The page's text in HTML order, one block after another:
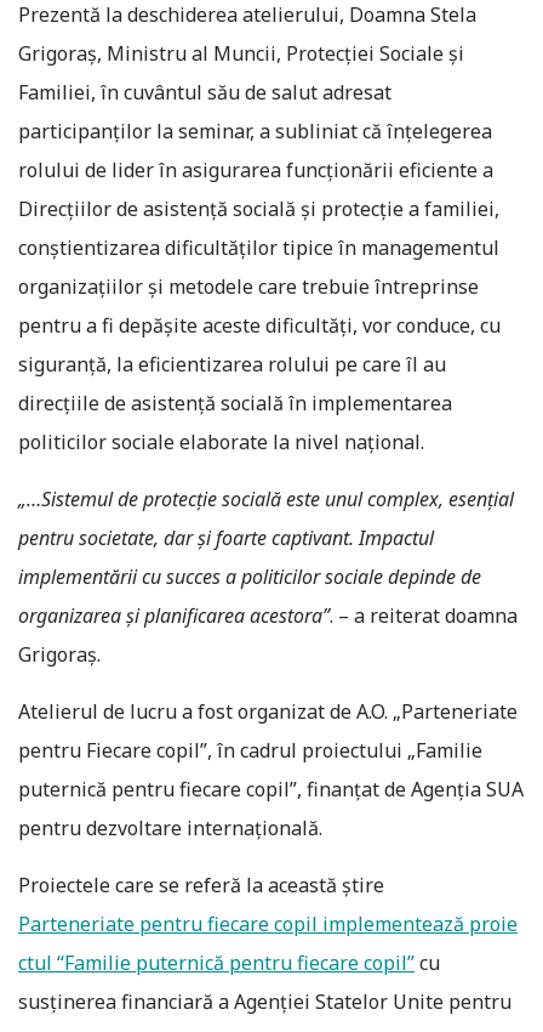
Prezentă la deschiderea atelierului, Doamna Stela
Grigoraş, Ministru al Muncii, Protecţiei Sociale şi
Familiei, în cuvântul său de salut adresat
participanţilor la seminar, a subliniat că înţelegerea
rolului de lider în asigurarea funcţionării eficiente a
Direcţiilor de asistenţă socială şi protecţie a familiei,
conştientizarea dificultăţilor tipice în managementul
organizaţiilor şi metodele care trebuie întreprinse
pentru a fi depăşite aceste dificultăţi, vor conduce, cu
siguranţă, la eficientizarea rolului pe care îl au
direcţiile de asistenţă socială în implementarea
politicilor sociale elaborate la nivel naţional.
„…Sistemul de protecţie socială este unul complex, esenţial
pentru societate, dar şi foarte captivant. Impactul
implementării cu succes a politicilor sociale depinde de
organizarea şi planificarea acestora”. – a reiterat doamna
Grigoraş.
Atelierul de lucru a fost organizat de A.O. „Parteneriate
pentru Fiecare copil”, în cadrul proiectului „Familie
puternică pentru fiecare copil”, finanţat de Agenţia SUA
pentru dezvoltare internaţională.
Proiectele care se referă la această ştire
Parteneriate pentru fiecare copil implementează proie
ctul “Familie puternică pentru fiecare copil”cu
susţinerea financiară a Agenţiei Statelor Unite pentru